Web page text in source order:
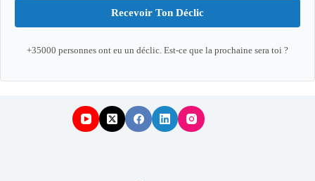
Recevoir Ton Déclic
+35000 personnes ont eu un déclic. Est-ce que la prochaine sera toi ?